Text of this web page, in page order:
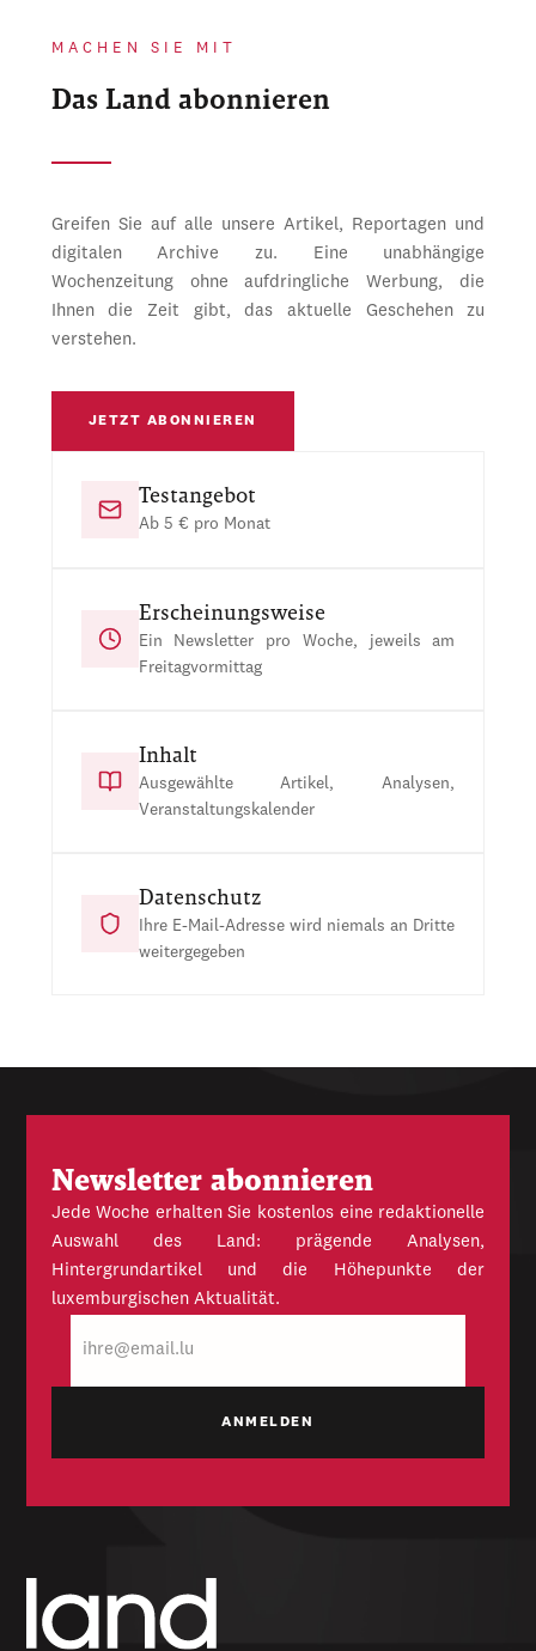
MACHEN SIE MIT
Das Land abonnieren
Greifen Sie auf alle unsere Artikel, Reportagen und
digitalen Archive zu. Eine unabhängige
Wochenzeitung ohne aufdringliche Werbung, die
Ihnen die Zeit gibt, das aktuelle Geschehen zu
verstehen.
JETZT ABONNIEREN
Testangebot
Ab 5 € pro Monat
Erscheinungsweise
Ein Newsletter pro Woche, jeweils am
Freitagvormittag
Inhalt
Ausgewählte Artikel, Analysen,
Veranstaltungskalender
Datenschutz
Ihre E-Mail-Adresse wird niemals an Dritte
weitergegeben
Newsletter abonnieren
Jede Woche erhalten Sie kostenlos eine redaktionelle
Auswahl des Land: prägende Analysen,
Hintergrundartikel und die Höhepunkte der
luxemburgischen Aktualität.
Mail